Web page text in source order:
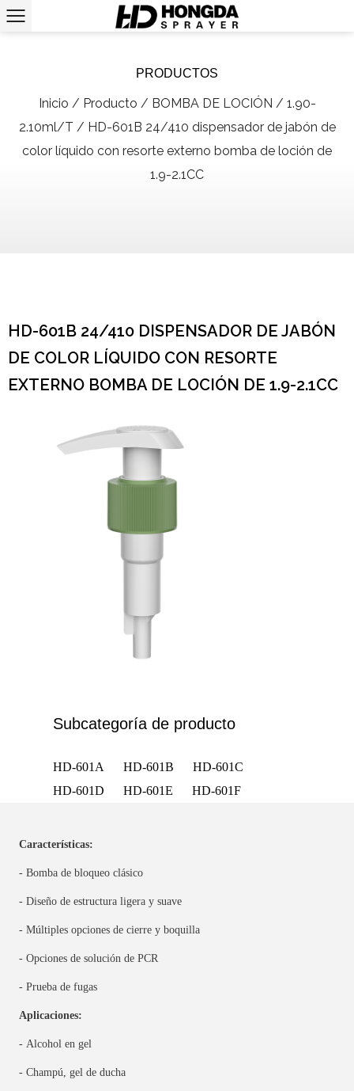
PRODUCTOS
Inicio / Producto / BOMBA DE LOCIÓN / 1.90-
2.10ml/T / HD-601B 24/410 dispensador de jabón de
color líquido con resorte externo bomba de loción de
1.9-2.1CC
HD-601B 24/410 DISPENSADOR DE JABÓN
DE COLOR LÍQUIDO CON RESORTE
EXTERNO BOMBA DE LOCIÓN DE 1.9-2.1CC
Subcategoría de producto
HD-601A HD-601B
HD-601C
HD-601D
HD-601E HD-601F
Características:
- Bomba de bloqueo clásico
- Diseño de estructura ligera y suave
- Múltiples opciones de cierre y boquilla
- Opciones de solución de PCR
- Prueba de fugas
Aplicaciones:
- Alcohol en gel
- Champú, gel de ducha